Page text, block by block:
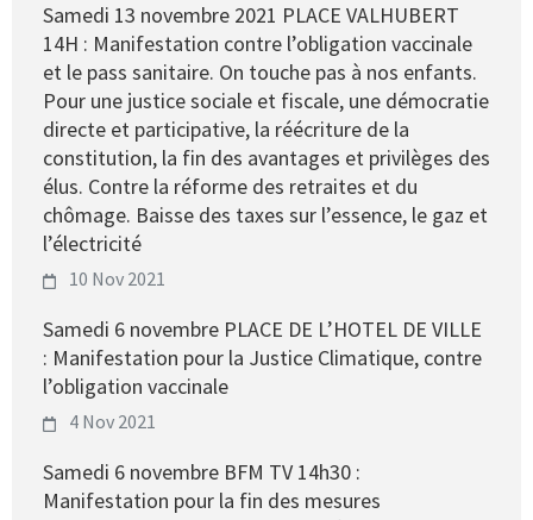
Samedi 13 novembre 2021 PLACE VALHUBERT
14H : Manifestation contre l’obligation vaccinale
et le pass sanitaire. On touche pas à nos enfants.
Pour une justice sociale et fiscale, une démocratie
directe et participative, la réécriture de la
constitution, la fin des avantages et privilèges des
élus. Contre la réforme des retraites et du
chômage. Baisse des taxes sur l’essence, le gaz et
l’électricité
10 Nov 2021
Samedi 6 novembre PLACE DE L’HOTEL DE VILLE
: Manifestation pour la Justice Climatique, contre
l’obligation vaccinale
4 Nov 2021
Samedi 6 novembre BFM TV 14h30 :
Manifestation pour la fin des mesures